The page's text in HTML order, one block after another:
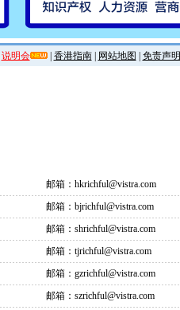
说明会 | 香港指南| 网站地图 免责声明
邮箱：hkrichful@vistra.com
邮箱：bjrichful@vistra.com
邮箱：shrichful@vistra.com
邮箱：tjrichful@vistra.com
邮箱：gzrichful@vistra.com
邮箱：szrichful@vistra.com